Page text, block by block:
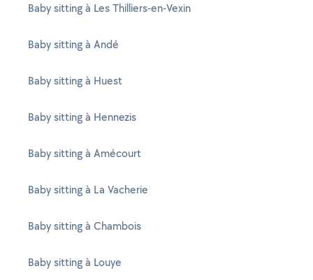
Baby sitting à Les Thilliers-en-Vexin
Baby sitting à Andé
Baby sitting à Huest
Baby sitting à Hennezis
Baby sitting à Amécourt
Baby sitting à La Vacherie
Baby sitting à Chambois
Baby sitting à Louye